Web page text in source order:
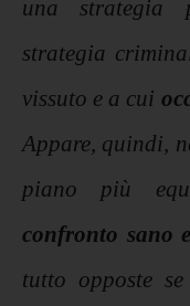
una strategia
strategia
vissuto e a cui
Appare, quindi,
piano più
confronto sano
tutto opposte